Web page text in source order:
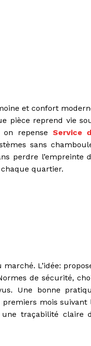
et confort
pièce reprend vie
repense Service
sans
perdre l’empreinte
quartier.
L’idée:
de sécurité,
Une bonne
mois suivant
traçabilité claire